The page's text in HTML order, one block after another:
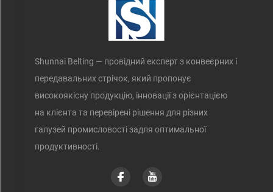
Shunnai Belting — провідний експерт з конвеєрних і
передавальних стрічок, який пропонує
високоякісну продукцію, інновації з орієнтацією
на клієнта та перевірені рішення для різних
галузей промисловості задля оптимальної
продуктивності.